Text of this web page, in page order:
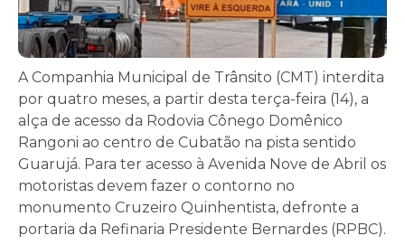
A Companhia Municipal de Trânsito (CMT) interdita
por quatro meses, a partir desta terça-feira (14), a
alça de acesso da Rodovia Cônego Domênico
Rangoni ao centro de Cubatão na pista sentido
Guarujá. Para ter acesso à Avenida Nove de Abril os
motoristas devem fazer o contorno no
monumento Cruzeiro Quinhentista, defronte a
portaria da Refinaria Presidente Bernardes (RPBC).